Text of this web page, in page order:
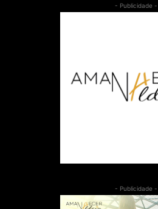
- Publicidade -
- Publicidade -